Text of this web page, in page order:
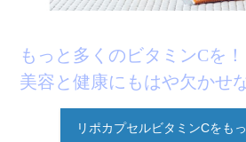
もっと多くのビタミンCを！
美容と健康にもはや欠かせ
リポカプセルビタミンCをも